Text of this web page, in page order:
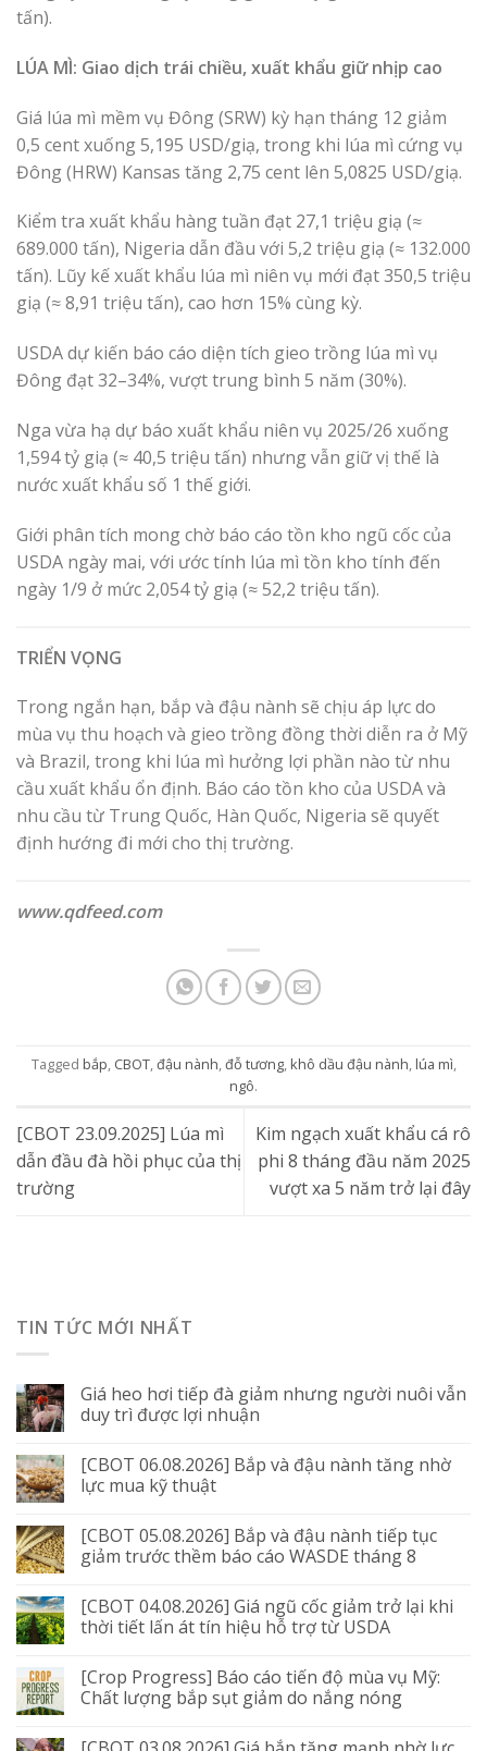
tấn).
LÚA MÌ: Giao dịch trái chiều, xuất khẩu giữ nhịp cao
Giá lúa mì mềm vụ Đông (SRW) kỳ hạn tháng 12 giảm
0,5 cent xuống 5,195 USD/giạ, trong khi lúa mì cứng vụ
Đông (HRW) Kansas tăng 2,75 cent lên 5,0825 USD/giạ.
Kiểm tra xuất khẩu hàng tuần đạt 27,1 triệu giạ (≈
689.000 tấn), Nigeria dẫn đầu với 5,2 triệu giạ (≈ 132.000
tấn). Lũy kế xuất khẩu lúa mì niên vụ mới đạt 350,5 triệu
giạ (≈ 8,91 triệu tấn), cao hơn 15% cùng kỳ.
USDA dự kiến báo cáo diện tích gieo trồng lúa mì vụ
Đông đạt 32–34%, vượt trung bình 5 năm (30%).
Nga vừa hạ dự báo xuất khẩu niên vụ 2025/26 xuống
1,594 tỷ giạ (≈ 40,5 triệu tấn) nhưng vẫn giữ vị thế là
nước xuất khẩu số 1 thế giới.
Giới phân tích mong chờ báo cáo tồn kho ngũ cốc của
USDA ngày mai, với ước tính lúa mì tồn kho tính đến
ngày 1/9 ở mức 2,054 tỷ giạ (≈ 52,2 triệu tấn).
TRIỂN VỌNG
Trong ngắn hạn, bắp và đậu nành sẽ chịu áp lực do
mùa vụ thu hoạch và gieo trồng đồng thời diễn ra ở Mỹ
và Brazil, trong khi lúa mì hưởng lợi phần nào từ nhu
cầu xuất khẩu ổn định. Báo cáo tồn kho của USDA và
nhu cầu từ Trung Quốc, Hàn Quốc, Nigeria sẽ quyết
định hướng đi mới cho thị trường.
www.qdfeed.com
Tagged bắp, CBOT,đậu nành,đỗ tương, khô dầu đậu nành, lúa mì,
ngô.
[CBOT 23.09.2025] Lúa mì
dẫn đầu đà hồi phục của thị
trường
Kim ngạch xuất khẩu cá rô
phi 8 tháng đầu năm 2025
vượt xa 5 năm trở lại đây
TIN TỨC MỚI NHẤT
Giá heo hơi tiếp đà giảm nhưng người nuôi vẫn
duy trì được lợi nhuận
[CBOT 06.08.2026] Bắp và đậu nành tăng nhờ
lực mua kỹ thuật
[CBOT 05.08.2026] Bắp và đậu nành tiếp tục
giảm trước thềm báo cáo WASDE tháng 8
[CBOT 04.08.2026] Giá ngũ cốc giảm trở lại khi
thời tiết lấn át tín hiệu hỗ trợ từ USDA
[Crop Progress] Báo cáo tiến độ mùa vụ Mỹ:
Chất lượng bắp sụt giảm do nắng nóng